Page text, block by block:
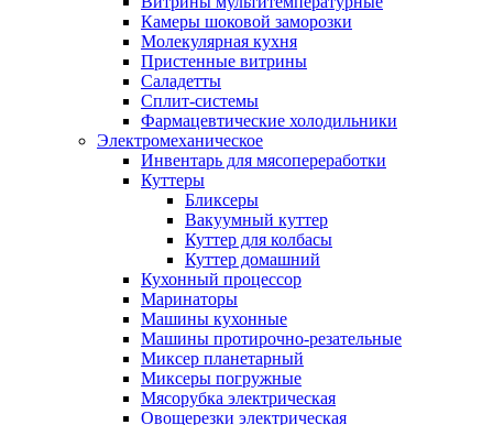
Камеры шоковой заморозки
Молекулярная кухня
Пристенные витрины
Саладетты
Сплит-системы
Фармацевтические холодильники
Электромеханическое
Инвентарь для мясопереработки
Куттеры
Бликсеры
Вакуумный куттер
Куттер для колбасы
Куттер домашний
Кухонный процессор
Маринаторы
Машины кухонные
Машины протирочно-резательные
Миксер планетарный
Миксеры погружные
Мясорубка электрическая
Овощерезки электрическая